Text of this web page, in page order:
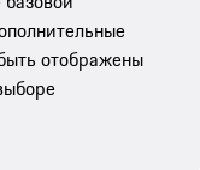
отображены